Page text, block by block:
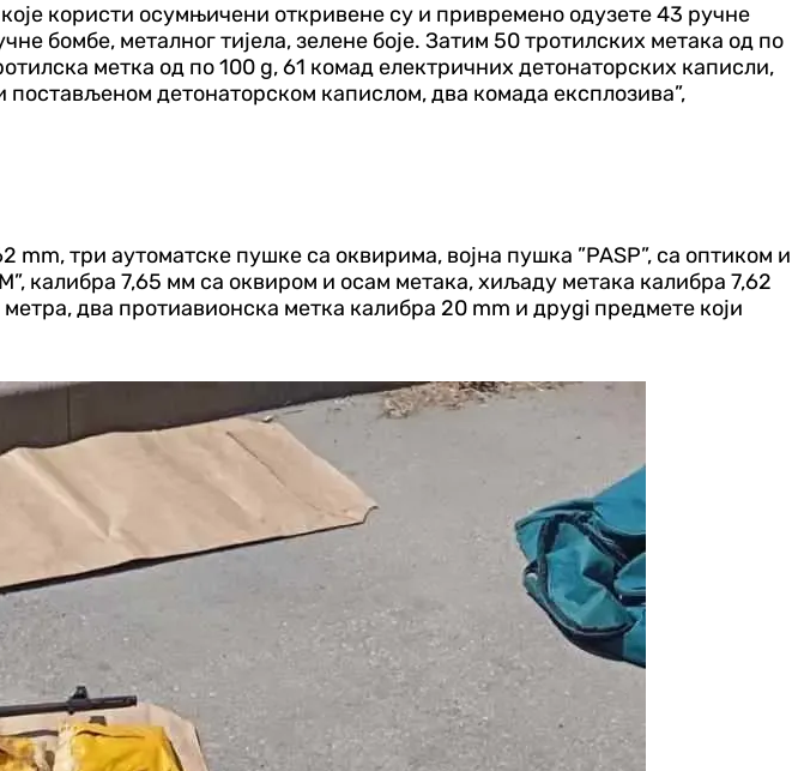
користи осумњичени откривене су и привремено одузете 43 ручне
бомбе, металног тијела, зелене боје. Затим 50 тротилских метака од по
метка од по 100 g, 61 комад електричних детонаторских каписли,
детонаторском капислом, два комада експлозива”,
mm, три аутоматске пушке са оквирима, војна пушка ”PASP”, са оптиком и
7,65 мм са оквиром и осам метака, хиљаду метака калибра 7,62
два протиавионска метка калибра 20 mm и друgi предмете који